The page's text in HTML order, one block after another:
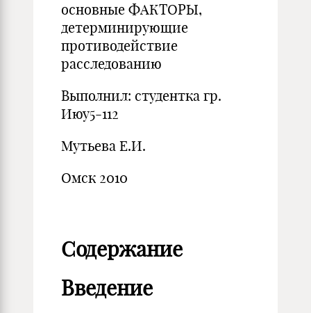
основные ФАКТОРЫ,
детерминирующие
противодействие
расследованию
Выполнил: студентка гр.
Июу5-112
Мутьева Е.И.
Омск 2010
Содержание
Введение